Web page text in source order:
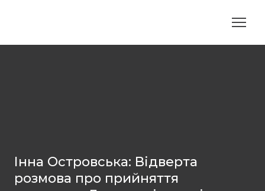
Інна Островська: Відверта
розмова про прийняття